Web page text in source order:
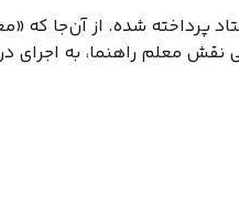
پرداخته شده. از آن‌جا که
نقش معلم راهنما، به